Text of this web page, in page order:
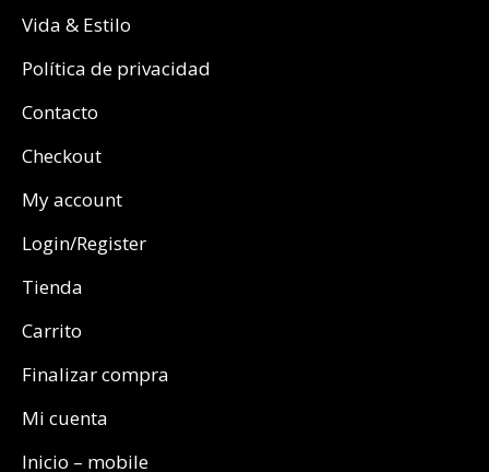
Vida & Estilo
Política de privacidad
Contacto
Checkout
My account
Login/Register
Tienda
Carrito
Finalizar compra
Mi cuenta
Inicio – mobile